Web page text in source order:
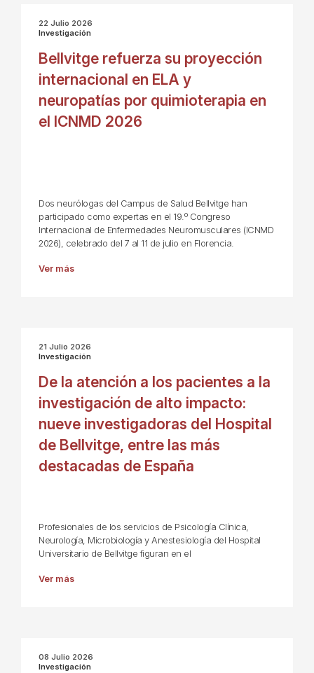
22 Julio 2026
Investigación
Bellvitge refuerza su proyección
internacional en ELA y
neuropatías por quimioterapia en
el ICNMD 2026
Dos neurólogas del Campus de Salud Bellvitge han
participado como expertas en el 19.º Congreso
Internacional de Enfermedades Neuromusculares (ICNMD
2026), celebrado del 7 al 11 de julio en Florencia.
Ver más
21 Julio 2026
Investigación
De la atención a los pacientes a la
investigación de alto impacto:
nueve investigadoras del Hospital
de Bellvitge, entre las más
destacadas de España
Profesionales de los servicios de Psicología Clínica,
Neurología, Microbiología y Anestesiología del Hospital
Universitario de Bellvitge figuran en el
Ver más
08 Julio 2026
Investigación